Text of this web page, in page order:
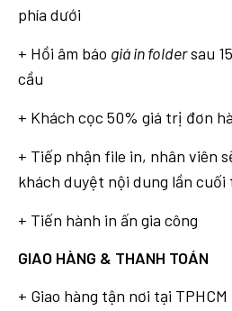
phía dưới
+ Hồi âm báo giá in foldersau
cầu
+ Khách cọc 50% giá trị đơn
+ Tiếp nhận file in, nhân viên
khách duyệt nội dung lần
+ Tiến hành in ấn gia công
GIAO HÀNG & THANH TOÁN
+ Giao hàng tận nơi tại TPHCM